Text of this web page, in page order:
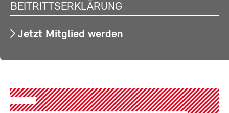
BEITRITTSERKLÄRUNG
Jetzt Mitglied werden